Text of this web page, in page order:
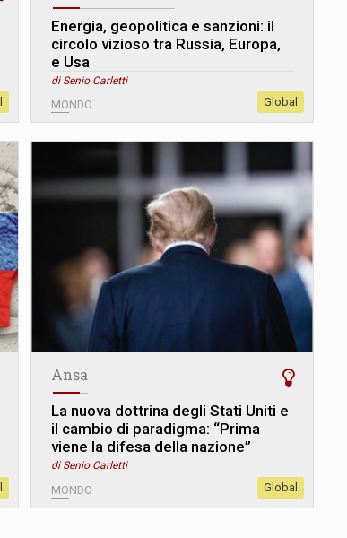
Energia, geopolitica e sanzioni: il
circolo vizioso tra Russia, Europa,
e Usa
di Senio Carletti
MONDO Global
Ansa
La nuova dottrina degli Stati Uniti e
il cambio di paradigma: “Prima
viene la difesa della nazione”
di Senio Carletti
MONDO Global